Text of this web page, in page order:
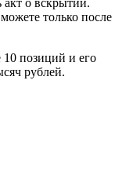
только после
10 позиций и его
рублей.